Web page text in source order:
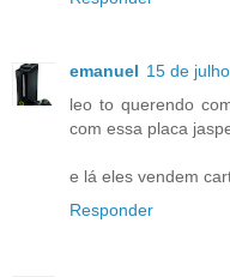
emanuel 15 de
leo to querendo
com essa placa
e lá eles vendem
Responder